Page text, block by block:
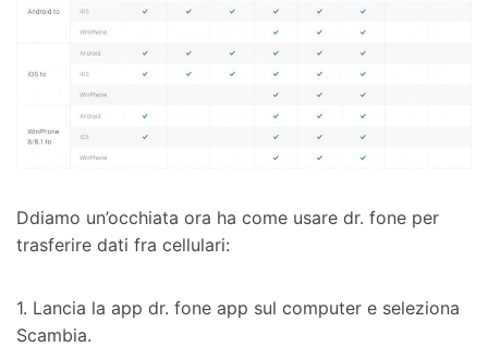
Ddiamo un’occhiata ora ha come usare dr. fone per
trasferire dati fra cellulari:
1. Lancia la app dr. fone app sul computer e seleziona
Scambia.